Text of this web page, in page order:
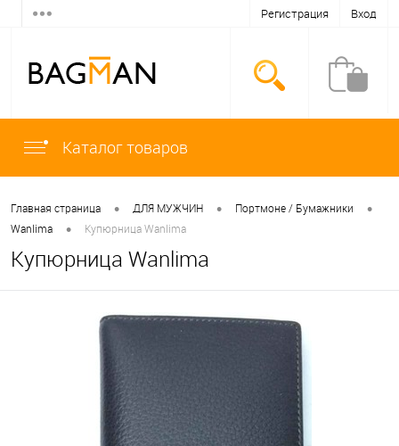
Регистрация Вход
Каталог товаров
Главная страница • ДЛЯ МУЖЧИН • Портмоне / Бумажники •
Wanlima • Купюрница Wanlima
Купюрница Wanlima